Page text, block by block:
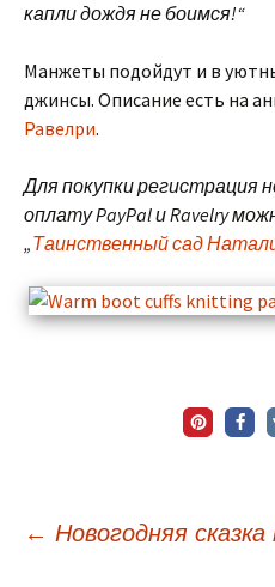
капли дождя не боимся!“
Манжеты подойдут и в
джинсы. Описание есть на
Равелри.
Для покупки регистрация
оплату PayPal и Ravelry
„Таинственный сад
← Новогодняя сказка